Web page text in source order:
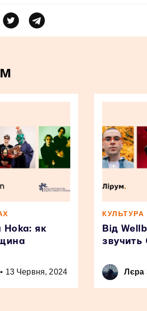
Hoka: як
• 13 Червня, 2024
КУЛЬТУРА
Від
Лєра